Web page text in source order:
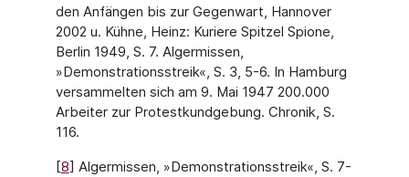
den Anfängen bis zur Gegenwart, Hannover
2002 u. Kühne, Heinz: Kuriere Spitzel Spione,
Berlin 1949, S. 7. Algermissen,
»Demonstrationsstreik«, S. 3, 5-6. In Hamburg
versammelten sich am 9. Mai 1947 200.000
Arbeiter zur Protestkundgebung. Chronik, S.
116.
[8] Algermissen, »Demonstrationsstreik«, S. 7-